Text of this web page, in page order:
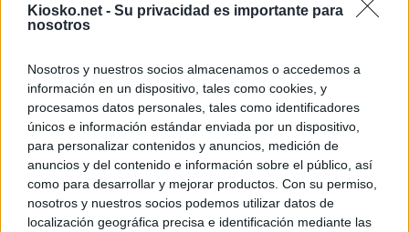
Kiosko.net - Su privacidad es importante para
nosotros
Nosotros y nuestros socios almacenamos o accedemos a
información en un dispositivo, tales como cookies, y
procesamos datos personales, tales como identificadores
únicos e información estándar enviada por un dispositivo,
para personalizar contenidos y anuncios, medición de
anuncios y del contenido e información sobre el público, así
como para desarrollar y mejorar productos. Con su permiso,
nosotros y nuestros socios podemos utilizar datos de
localización geográfica precisa e identificación mediante las